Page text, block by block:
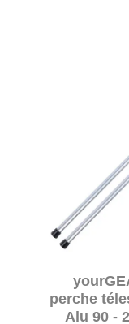
perche
Alu 90 -